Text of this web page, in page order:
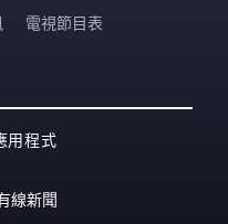
電視節目表
用程式
線新聞